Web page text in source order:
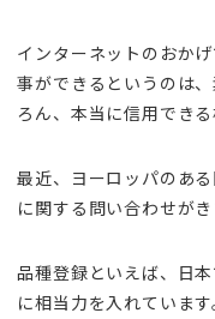
インターネットのおか
事ができるというのは
ろん、本当に信用でき
最近、ヨーロッパのあ
に関する問い合わせがき
品種登録といえば、日
に相当力を入れていま